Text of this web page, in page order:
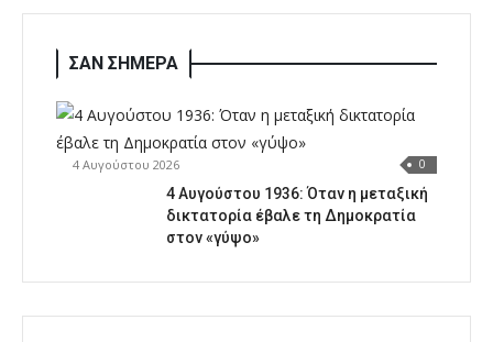
ΣΑΝ ΣΗΜΕΡΑ
4 Αυγούστου 2026 0
4 Αυγούστου 1936: Όταν η μεταξική
δικτατορία έβαλε τη Δημοκρατία
στον «γύψο»